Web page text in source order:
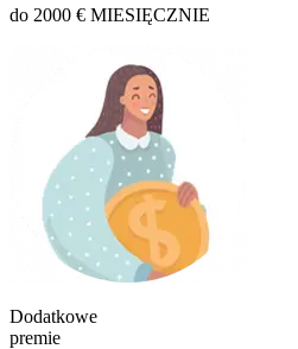
do 2000 € MIESIĘCZNIE
Dodatkowe
premie